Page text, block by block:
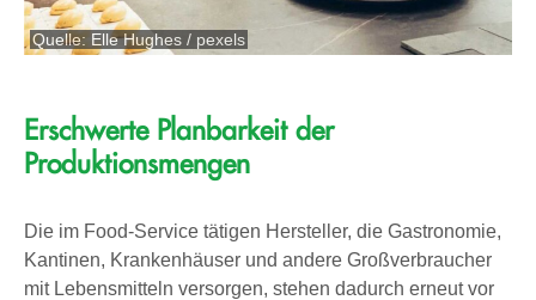
Quelle: Elle Hughes / pexels
Erschwerte Planbarkeit der
Produktionsmengen
Die im Food-Service tätigen Hersteller, die Gastronomie,
Kantinen, Krankenhäuser und andere Großverbraucher
mit Lebensmitteln versorgen, stehen dadurch erneut vor